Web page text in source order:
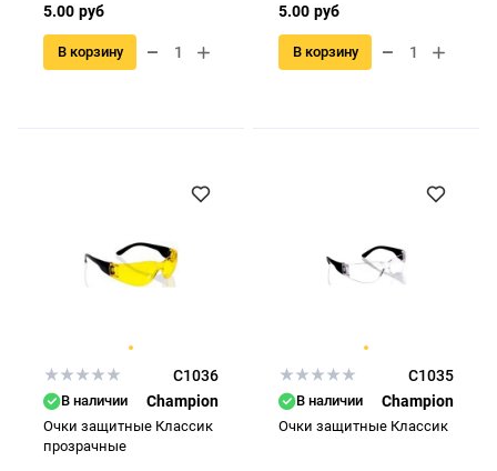
5.00 руб
В корзину
5.00 руб
В корзину
C1036
В наличии Champion
Очки защитные Классик
прозрачные
C1035
В наличии Champion
Очки защитные Классик